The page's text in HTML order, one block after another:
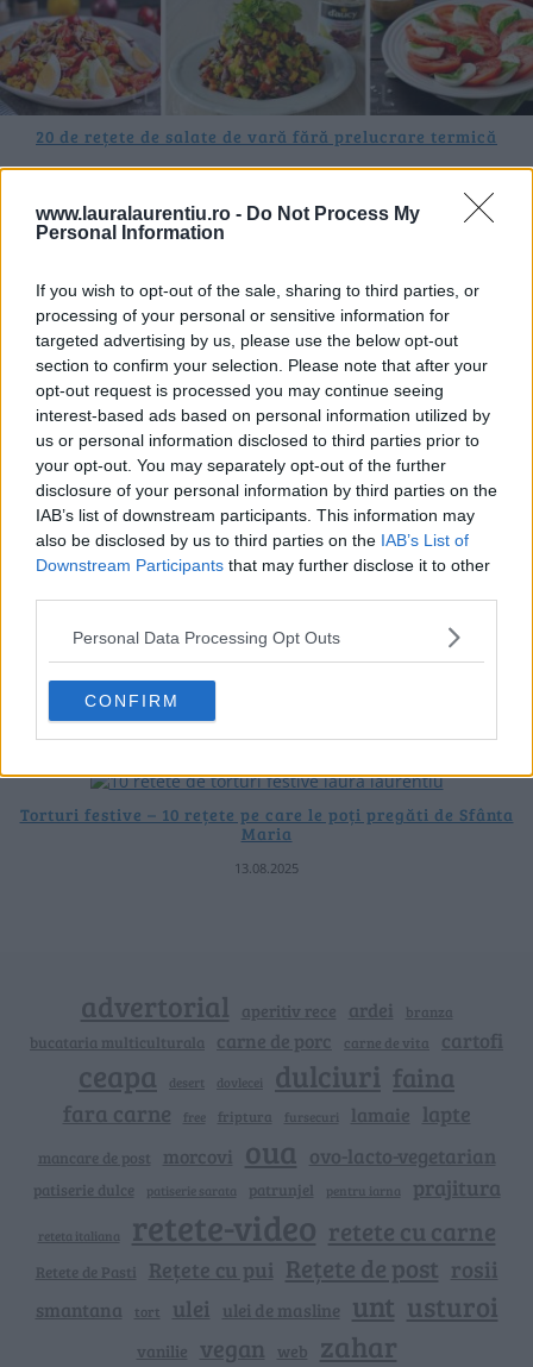
www.lauralaurentiu.ro - Do Not Process My
Personal Information
If you wish to opt-out of the sale, sharing to third parties, or
processing of your personal or sensitive information for
targeted advertising by us, please use the below opt-out
section to confirm your selection. Please note that after your
opt-out request is processed you may continue seeing
interest-based ads based on personal information utilized by
us or personal information disclosed to third parties prior to
your opt-out. You may separately opt-out of the further
disclosure of your personal information by third parties on the
IAB’s list of downstream participants. This information may
also be disclosed by us to third parties on the IAB’s List of
Downstream Participants that may further disclose it to other
Personal Data Processing Opt Outs
CONFIRM
20 de rețete de salate de vară fără prelucrare termică
06.08.2026
4 rețete de gogoșari de pus la borcan toamna asta
Torturi festive – 10 rețete pe care le poți pregăti de Sfânta
Maria
13.08.2025
advertorial aperitiv rece ardei branza
bucataria multiculturala carne de porc carne de vita cartofi
ceapa desert dovlecei dulciuri faina
fara carne free friptura fursecuri lamaie lapte
mancare de post morcovi oua ovo-lacto-vegetarian
patiserie dulce patiserie sarata patrunjel pentru iarna prajitura
reteta italiana retete-video retete cu carne
Retete de Pasti Rețete cu pui Rețete de post rosii
smantana tort ulei ulei de masline unt usturoi
vanilie vegan web zahar